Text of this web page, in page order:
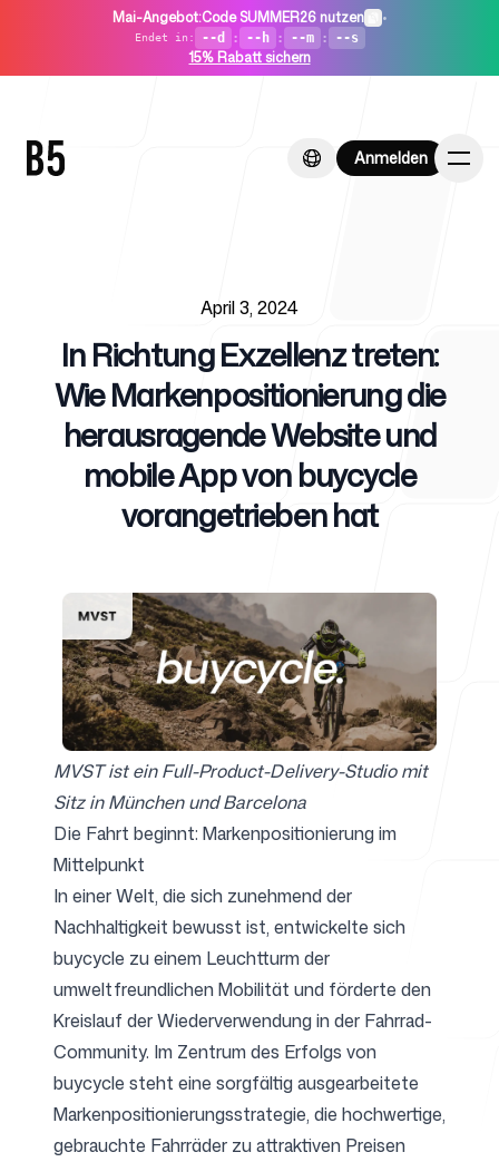
Mai-Angebot:Code SUMMER26 nutzen •
Endet in : --d : --h : --m : --s
15% Rabatt sichern
Anmelden
Anmelden
Für Startups
Blog
Preise
Support
Kostenlose Tools
April 3, 2024
In Richtung Exzellenz treten:
Wie Markenpositionierung die
herausragende Website und
mobile App von buycycle
vorangetrieben hat
MVSTist ein Full-Product-Delivery-Studio mit
Sitz in München und Barcelona
Die Fahrt beginnt: Markenpositionierung im
Mittelpunkt
In einer Welt, die sich zunehmend der
Nachhaltigkeit bewusst ist, entwickelte sich
buycycle zu einem Leuchtturm der
umweltfreundlichen Mobilität und förderte den
Kreislauf der Wiederverwendung in der Fahrrad-
Community. Im Zentrum des Erfolgs von
buycycle steht eine sorgfältig ausgearbeitete
Markenpositionierungsstrategie, die hochwertige,
gebrauchte Fahrräder zu attraktiven Preisen